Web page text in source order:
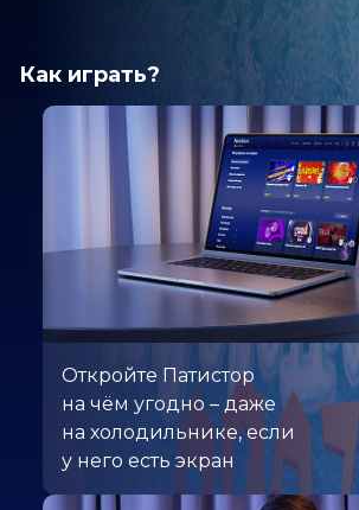
Как играть?
Откройте Патистор
на чём угодно – даже
на холодильнике, если
у него есть экран